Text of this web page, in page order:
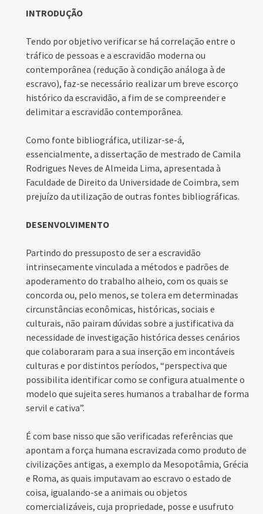
INTRODUÇÃO
Tendo por objetivo verificar se há correlação entre o
tráfico de pessoas e a escravidão moderna ou
contemporânea (redução à condição análoga à de
escravo), faz-se necessário realizar um breve escorço
histórico da escravidão, a fim de se compreender e
delimitar a escravidão contemporânea.
Como fonte bibliográfica, utilizar-se-á,
essencialmente, a dissertação de mestrado de Camila
Rodrigues Neves de Almeida Lima, apresentada à
Faculdade de Direito da Universidade de Coimbra, sem
prejuízo da utilização de outras fontes bibliográficas.
DESENVOLVIMENTO
Partindo do pressuposto de ser a escravidão
intrinsecamente vinculada a métodos e padrões de
apoderamento do trabalho alheio, com os quais se
concorda ou, pelo menos, se tolera em determinadas
circunstâncias econômicas, históricas, sociais e
culturais, não pairam dúvidas sobre a justificativa da
necessidade de investigação histórica desses cenários
que colaboraram para a sua inserção em incontáveis
culturas e por distintos períodos, “perspectiva que
possibilita identificar como se configura atualmente o
modelo que sujeita seres humanos a trabalhar de forma
servil e cativa”.
É com base nisso que são verificadas referências que
apontam a força humana escravizada como produto de
civilizações antigas, a exemplo da Mesopotâmia, Grécia
e Roma, as quais imputavam ao escravo o estado de
coisa, igualando-se a animais ou objetos
comercializáveis, cuja propriedade, posse e usufruto